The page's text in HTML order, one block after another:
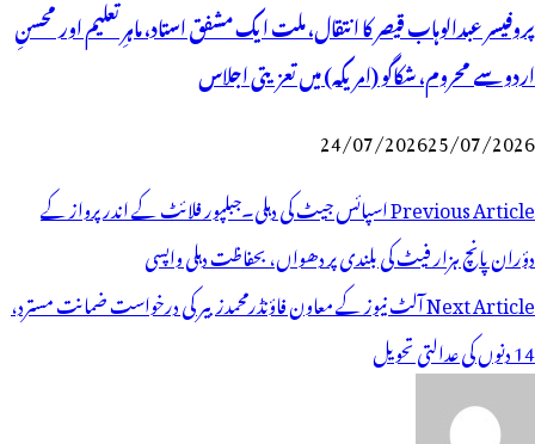
پروفیسر عبدالوہاب قیصر کا انتقال، ملت ایک مشفق استاد، ماہرِتعلیم اور محسنِ
اردو سے محروم، شکاگو (امریکہ) میں تعزیتی اجلاس
24/07/202625/07/2026
پوسٹوں
کی
نیویگیشن
Previous Articleاسپائس جیٹ کی دہلی۔جبلپور فلائٹ کے اندر پرواز کے
دؤران پانچ ہزار فیٹ کی بلندی پر دھواں، بحفاظت دہلی واپسی
Next Articleآلٹ نیوز کے معاون فاؤنڈرمحمدزبیر کی درخواست ضمانت مسترد،
14 دنوں کی عدالتی تحویل